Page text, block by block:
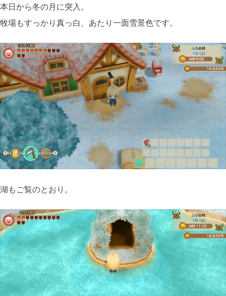
本日から冬の月に突入。
牧場もすっかり真っ白、あたり一面雪景色です。
湖もご覧のとおり。
牧場物語 オリーブタウンと希望の大地
マインクラフトダンジョンズ 1
プレイステーション 24
ライズオブローニン
エルデンリング 1
真・三國無双オリジンズ 1
買切ゲームアプリ 44